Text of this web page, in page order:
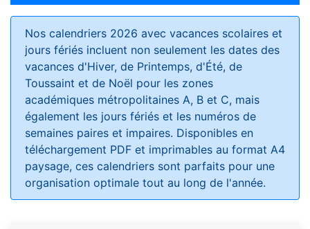
Nos calendriers 2026 avec vacances scolaires et
jours fériés incluent non seulement les dates des
vacances d'Hiver, de Printemps, d'Été, de
Toussaint et de Noël pour les zones
académiques métropolitaines A, B et C, mais
également les jours fériés et les numéros de
semaines paires et impaires. Disponibles en
téléchargement PDF et imprimables au format A4
paysage, ces calendriers sont parfaits pour une
organisation optimale tout au long de l'année.